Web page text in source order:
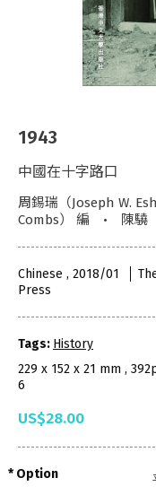
1943
中國在十字路口
周錫瑞（Joseph W.
Combs） 編 • 陳
Chinese , 2018/01
Press
Tags: History
229 x 152 x 21 mm ,
6
US$28.00
Option